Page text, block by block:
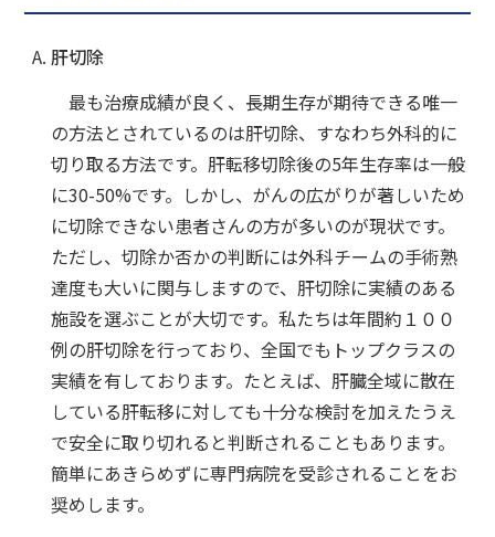
肝切除
最も治療成績が良く、長期生存が期待できる唯一
の方法とされているのは肝切除、すなわち外科的に
切り取る方法です。肝転移切除後の5年生存率は一般
に30-50%です。しかし、がんの広がりが著しいため
に切除できない患者さんの方が多いのが現状です。
ただし、切除か否かの判断には外科チームの手術熟
達度も大いに関与しますので、肝切除に実績のある
施設を選ぶことが大切です。私たちは年間約１００
例の肝切除を行っており、全国でもトップクラスの
実績を有しております。たとえば、肝臓全域に散在
している肝転移に対しても十分な検討を加えたうえ
で安全に取り切れると判断されることもあります。
簡単にあきらめずに専門病院を受診されることをお
奨めします。